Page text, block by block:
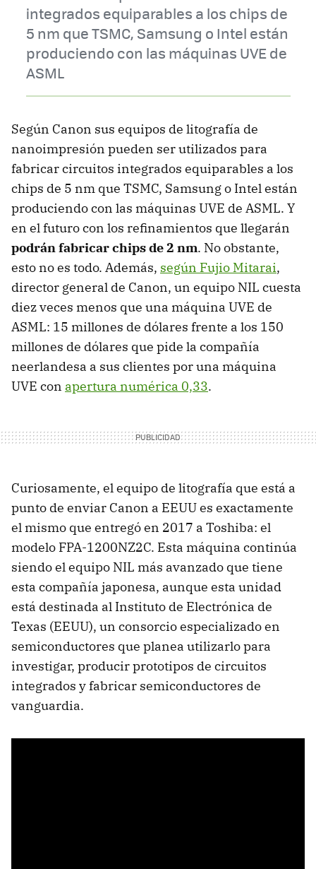
integrados equiparables a los chips de
5 nm que TSMC, Samsung o Intel están
produciendo con las máquinas UVE de
ASML
Según Canon sus equipos de litografía de
nanoimpresión pueden ser utilizados para
fabricar circuitos integrados equiparables a los
chips de 5 nm que TSMC, Samsung o Intel están
produciendo con las máquinas UVE de ASML. Y
en el futuro con los refinamientos que llegarán
podrán fabricar chips de 2 nm. No obstante,
esto no es todo. Además, según Fujio Mitarai,
director general de Canon, un equipo NIL cuesta
diez veces menos que una máquina UVE de
ASML: 15 millones de dólares frente a los 150
millones de dólares que pide la compañía
neerlandesa a sus clientes por una máquina
UVE con apertura numérica 0,33.
Curiosamente, el equipo de litografía que está a
punto de enviar Canon a EEUU es exactamente
el mismo que entregó en 2017 a Toshiba: el
modelo FPA-1200NZ2C. Esta máquina continúa
siendo el equipo NIL más avanzado que tiene
esta compañía japonesa, aunque esta unidad
está destinada al Instituto de Electrónica de
Texas (EEUU), un consorcio especializado en
semiconductores que planea utilizarlo para
investigar, producir prototipos de circuitos
integrados y fabricar semiconductores de
vanguardia.